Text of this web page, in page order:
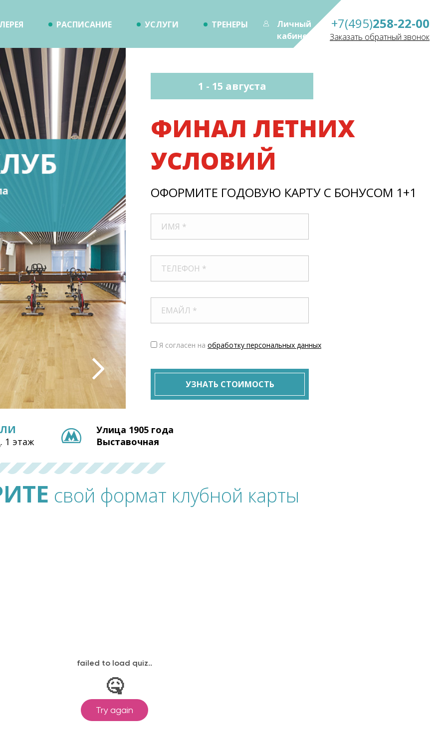
РАСПИСАНИЕ УСЛУГИ ТРЕНЕРЫ
Личный
кабинет
+7(495)258-22-00
Заказать обратный звонок
1 - 15 августа
ФИНАЛ ЛЕТНИХ
УСЛОВИЙ
ОФОРМИТЕ ГОДОВУЮ КАРТУ С БОНУСОМ 1+1
Я согласен на обработку персональных данных
УЗНАТЬ СТОИМОСТЬ
1 этаж
Улица 1905 года
Выставочная
свой формат клубной карты